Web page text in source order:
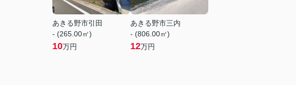
あきる野市引田
- (265.00㎡)
10万円
あきる野市三内
- (806.00㎡)
12万円